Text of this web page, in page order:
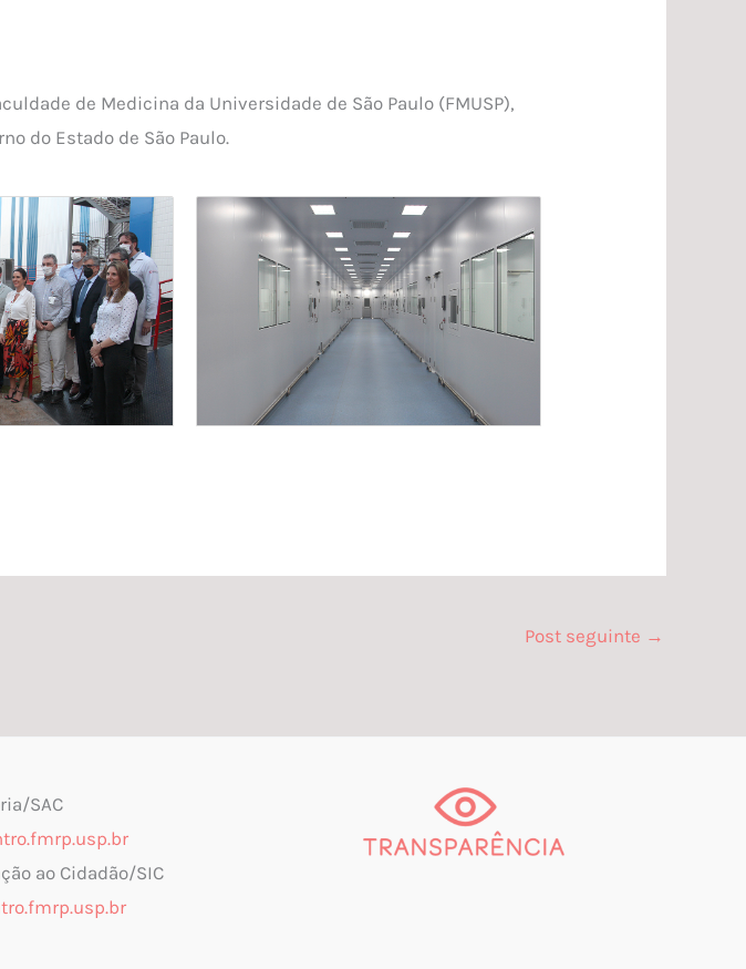
de Medicina da Universidade de São Paulo (FMUSP),
do Estado de São Paulo.
Post seguinte →
SAC
ao Cidadão/SIC